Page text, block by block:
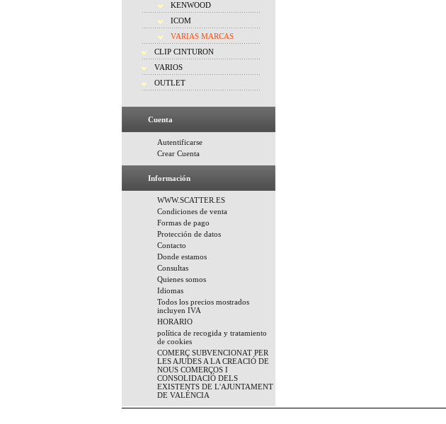
KENWOOD
ICOM
VARIAS MARCAS
CLIP CINTURON
VARIOS
OUTLET
Cuenta
Autentificarse
Crear Cuenta
Información
WWW.SCATTER.ES
Condiciones de venta
Formas de pago
Protección de datos
Contacto
Donde estamos
Consultas
Quienes somos
Idiomas
Todos los precios mostrados
incluyen IVA
HORARIO
política de recogida y tratamiento
de cookies
COMERÇ SUBVENCIONAT PER
LES AJUDES A LA CREACIÓ DE
NOUS COMERÇOS I
CONSOLIDACIÓ DELS
EXISTENTS DE L'AJUNTAMENT
DE VALÉNCIA